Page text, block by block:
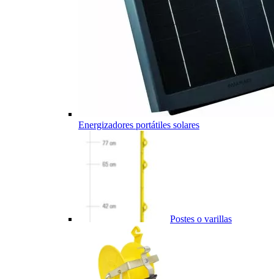
Energizadores portátiles solares
Postes o varillas